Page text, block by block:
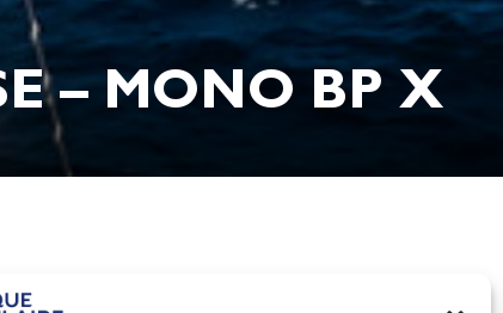
– MONO BP X
au Vendée Globe 2020-2021. Crédit : Yvan